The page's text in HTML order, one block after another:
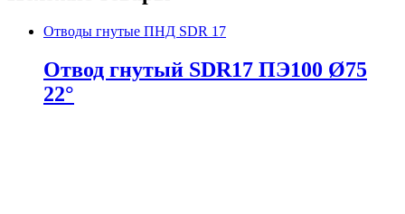
Отводы гнутые ПНД SDR 17
Отвод гнутый SDR17 ПЭ100 Ø75
22°